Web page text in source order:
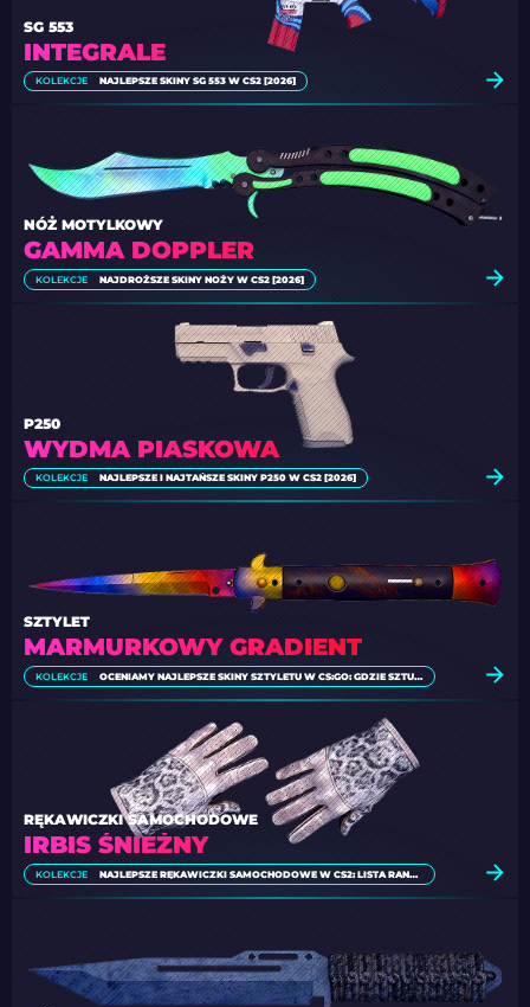
INTEGRALE
SG 553
KOLEKCJE NAJLEPSZE SKINY SG 553 W CS2 [2026]
GAMMA DOPPLER
NÓŻ MOTYLKOWY
KOLEKCJE NAJDROŻSZE SKINY NOŻY W CS2 [2026]
WYDMA PIASKOWA
P250
KOLEKCJE NAJLEPSZE I NAJTAŃSZE SKINY P250 W CS2 [2026]
MARMURKOWY GRADIENT
SZTYLET
KOLEKCJE OCENIAMY NAJLEPSZE SKINY SZTYLETU W CS:GO: GDZIE SZTUKA PRZEPLATA SIĘ Z ZABÓJCZOŚCIĄ
IRBIS ŚNIEŻNY
RĘKAWICZKI SAMOCHODOWE
KOLEKCJE NAJLEPSZE RĘKAWICZKI SAMOCHODOWE W CS2: LISTA RANKINGOWA